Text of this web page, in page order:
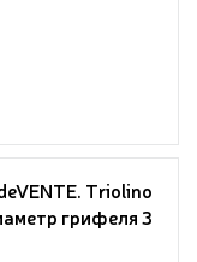
Triolino
грифеля 3
коробке